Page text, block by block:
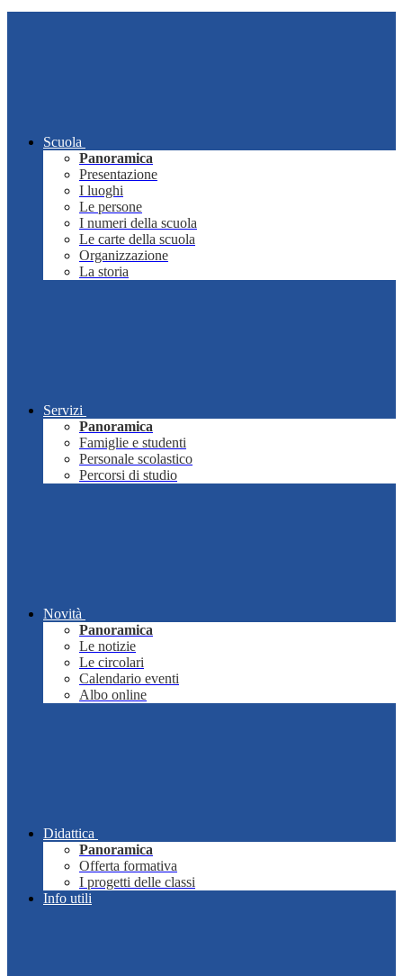
Scuola
Panoramica
Presentazione
I luoghi
Le persone
I numeri della scuola
Le carte della scuola
Organizzazione
La storia
Servizi
Panoramica
Famiglie e studenti
Personale scolastico
Percorsi di studio
Novità
Panoramica
Le notizie
Le circolari
Calendario eventi
Albo online
Didattica
Panoramica
Offerta formativa
I progetti delle classi
Info utili